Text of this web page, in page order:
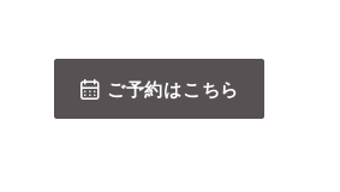
ご予約はこちら